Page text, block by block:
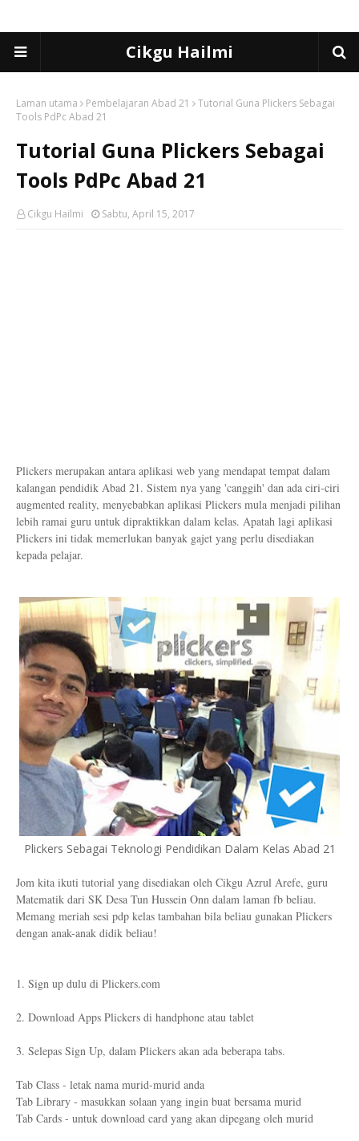
Cikgu Hailmi
Laman utama Pembelajaran Abad 21
Tutorial Guna Plickers Sebagai
Tools PdPc Abad 21
Tutorial Guna Plickers Sebagai
Tools PdPc Abad 21
Cikgu Hailmi Sabtu, April 15, 2017
Plickers merupakan antara aplikasi web yang mendapat tempat dalam
kalangan pendidik Abad 21. Sistem nya yang 'canggih' dan ada ciri-ciri
augmented reality, menyebabkan aplikasi Plickers mula menjadi pilihan
lebih ramai guru untuk dipraktikkan dalam kelas. Apatah lagi aplikasi
Plickers ini tidak memerlukan banyak gajet yang perlu disediakan
kepada pelajar.
Plickers Sebagai Teknologi Pendidikan Dalam Kelas Abad 21
Jom kita ikuti tutorial yang disediakan oleh Cikgu Azrul Arefe, guru
Matematik dari SK Desa Tun Hussein Onn dalam laman fb beliau.
Memang meriah sesi pdp kelas tambahan bila beliau gunakan Plickers
dengan anak-anak didik beliau!
1. Sign up dulu di Plickers.com
2. Download Apps Plickers di handphone atau tablet
3. Selepas Sign Up, dalam Plickers akan ada beberapa tabs.
Tab Class - letak nama murid-murid anda
Tab Library - masukkan solaan yang ingin buat bersama murid
Tab Cards - untuk download card yang akan dipegang oleh murid